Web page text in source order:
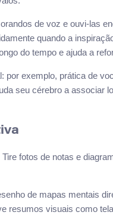
de voz e ouvi-las
quando a
do tempo e ajuda a
exemplo, prática de
seu cérebro a associar
fotos de notas e
de mapas mentais
resumos visuais como